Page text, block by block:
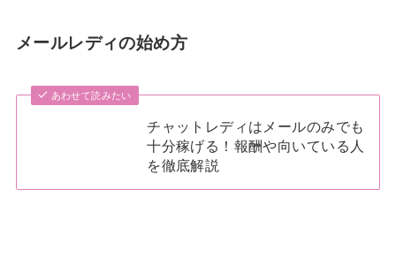
メールレディの始め方
あわせて読みたい
チャットレディはメールのみでも
十分稼げる！報酬や向いている人
を徹底解説